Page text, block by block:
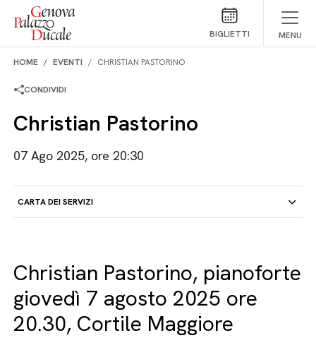
Salta al contenuto
BIGLIETTI MENU
HOME EVENTI CHRISTIAN PASTORINO
CONDIVIDI
Christian Pastorino
07 Ago 2025, ore 20:30
CARTA DEI SERVIZI
Christian Pastorino, pianoforte
giovedì 7 agosto 2025 ore
20.30, Cortile Maggiore